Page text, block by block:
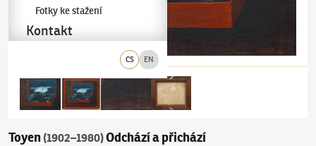
CS EN
Fotky ke stažení
Kontakt
Toyen (1902–1980)Odchází a přichází